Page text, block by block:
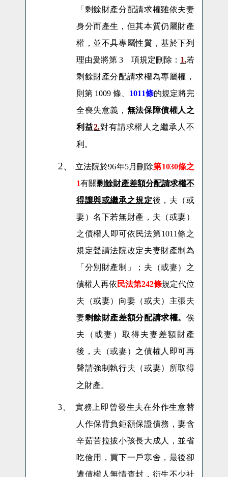
「剩餘財產分配請求權雖依夫妻
身分而產生，但其本質仍屬財產
權，並不具專屬性質，基於下列
理由爰將第 3 項規定刪除： 1.若
剩餘財產分配請求權為專屬權，
則第 1009 條、 1011條的規定將完
全喪失意義， 無法保障債權人之
利益2.對有請求權人之繼承人不
利。
2、 立法院於96年5月刪除第1030條之
1有關剩餘財產差額分配請求權不
得讓與或繼承之規定後，夫（或
妻）名下若無財產，夫（或妻）
之債權人即可依民法第1011條之
規定聲請法院改定夫妻財產制為
「分別財產制」；夫（或妻）之
債權人再依 民法第242條規定代位
夫（或妻）向妻（或夫）主張夫
妻剩餘財產差額分配請求權。俟
夫（或妻）取得夫妻差額財產
後，夫（或妻）之債權人即可再
聲請強制執行夫（或妻）所取得
之財產。
3、
實務上即曾發生夫在外作生意替
人作保背負鉅額保證債務，妻含
辛茹苦拉拔小孩長大成人，並省
吃儉用，買下一戶寒舍，最後卻
遭債權人無情查封，衍生不少社